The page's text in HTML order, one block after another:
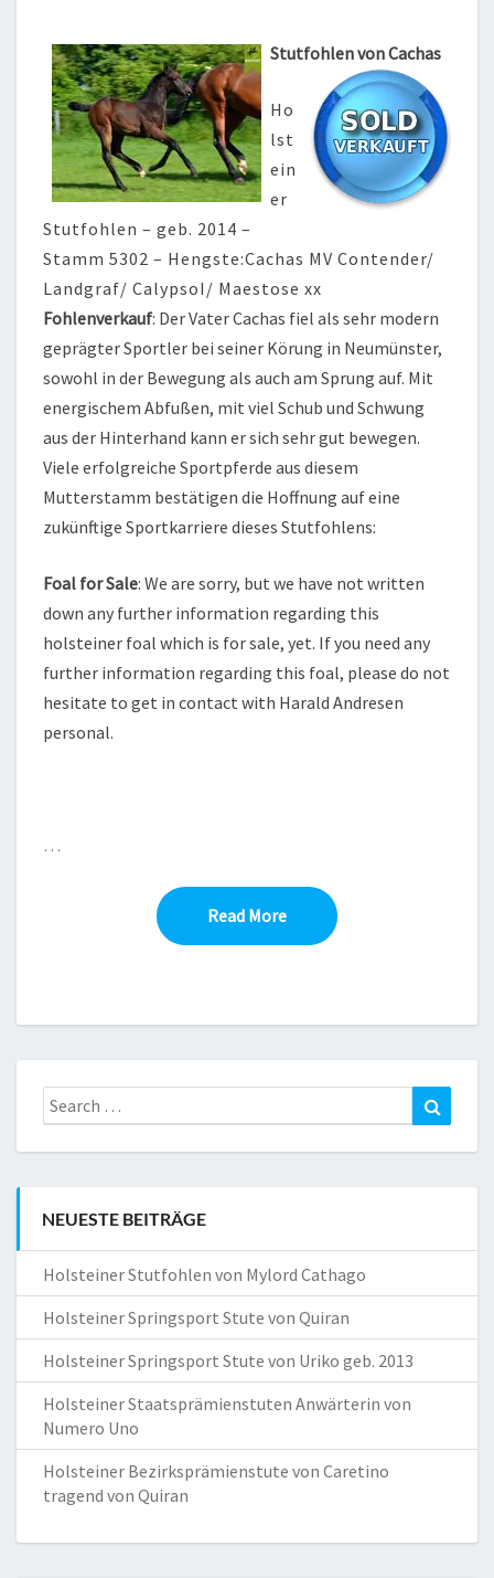
Stutfohlen von Cachas
Ho
lst
ein
er
Stutfohlen – geb. 2014 –
Stamm 5302 – Hengste:Cachas MV Contender/
Landgraf/ CalypsoI/ Maestose xx
Fohlenverkauf: Der Vater Cachas fiel als sehr modern
geprägter Sportler bei seiner Körung in Neumünster,
sowohl in der Bewegung als auch am Sprung auf. Mit
energischem Abfußen, mit viel Schub und Schwung
aus der Hinterhand kann er sich sehr gut bewegen.
Viele erfolgreiche Sportpferde aus diesem
Mutterstamm bestätigen die Hoffnung auf eine
zukünftige Sportkarriere dieses Stutfohlens:
Foal for Sale: We are sorry, but we have not written
down any further information regarding this
holsteiner foal which is for sale, yet. If you need any
further information regarding this foal, please do not
hesitate to get in contact with Harald Andresen
personal.
…
Read MoreRead More
Search
for:
NEUESTE BEITRÄGE
Holsteiner Stutfohlen von Mylord Cathago
Holsteiner Springsport Stute von Quiran
Holsteiner Springsport Stute von Uriko geb. 2013
Holsteiner Staatsprämienstuten Anwärterin von
Numero Uno
Holsteiner Bezirksprämienstute von Caretino
tragend von Quiran